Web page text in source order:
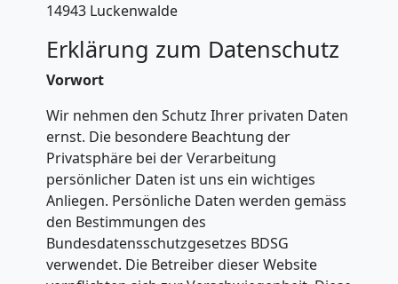
14943 Luckenwalde
Erklärung zum Datenschutz
Vorwort
Wir nehmen den Schutz Ihrer privaten Daten
ernst. Die besondere Beachtung der
Privatsphäre bei der Verarbeitung
persönlicher Daten ist uns ein wichtiges
Anliegen. Persönliche Daten werden gemäss
den Bestimmungen des
Bundesdatensschutzgesetzes BDSG
verwendet. Die Betreiber dieser Website